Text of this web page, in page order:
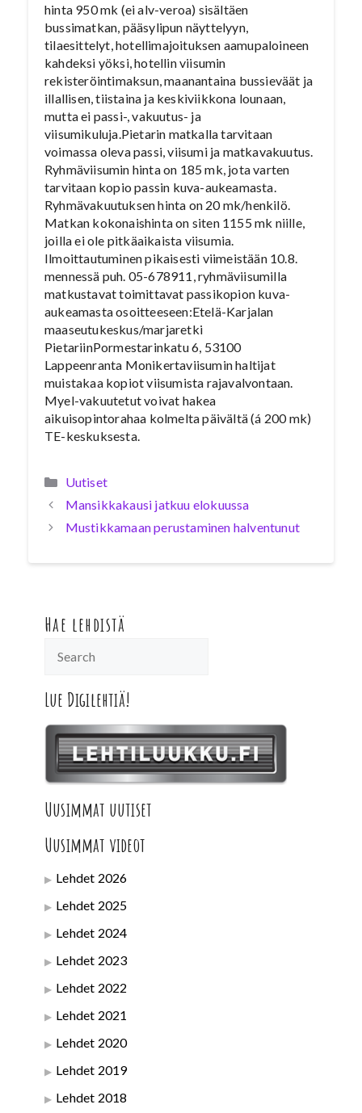
hinta 950 mk (ei alv-veroa) sisältäen
bussimatkan, pääsylipun näyttelyyn,
tilaesittelyt, hotellimajoituksen aamupaloineen
kahdeksi yöksi, hotellin viisumin
rekisteröintimaksun, maanantaina bussieväät ja
illallisen, tiistaina ja keskiviikkona lounaan,
mutta ei passi-, vakuutus- ja
viisumikuluja.Pietarin matkalla tarvitaan
voimassa oleva passi, viisumi ja matkavakuutus.
Ryhmäviisumin hinta on 185 mk, jota varten
tarvitaan kopio passin kuva-aukeamasta.
Ryhmävakuutuksen hinta on 20 mk/henkilö.
Matkan kokonaishinta on siten 1155 mk niille,
joilla ei ole pitkäaikaista viisumia.
Ilmoittautuminen pikaisesti viimeistään 10.8.
mennessä puh. 05-678911, ryhmäviisumilla
matkustavat toimittavat passikopion kuva-
aukeamasta osoitteeseen:Etelä-Karjalan
maaseutukeskus/marjaretki
PietariinPormestarinkatu 6, 53100
Lappeenranta Monikertaviisumin haltijat
muistakaa kopiot viisumista rajavalvontaan.
Myel-vakuutetut voivat hakea
aikuisopintorahaa kolmelta päivältä (á 200 mk)
TE-keskuksesta.
Kategoriat
Uutiset
Mansikkakausi jatkuu elokuussa
Mustikkamaan perustaminen halventunut
Hae lehdistä
Lue Digilehtiä!
Uusimmat uutiset
Uusimmat videot
Lehdet 2026
Lehdet 2025
Lehdet 2024
Lehdet 2023
Lehdet 2022
Lehdet 2021
Lehdet 2020
Lehdet 2019
Lehdet 2018